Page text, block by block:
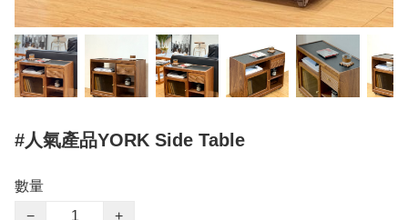
#人氣產品YORK Side Table
數量
−
+